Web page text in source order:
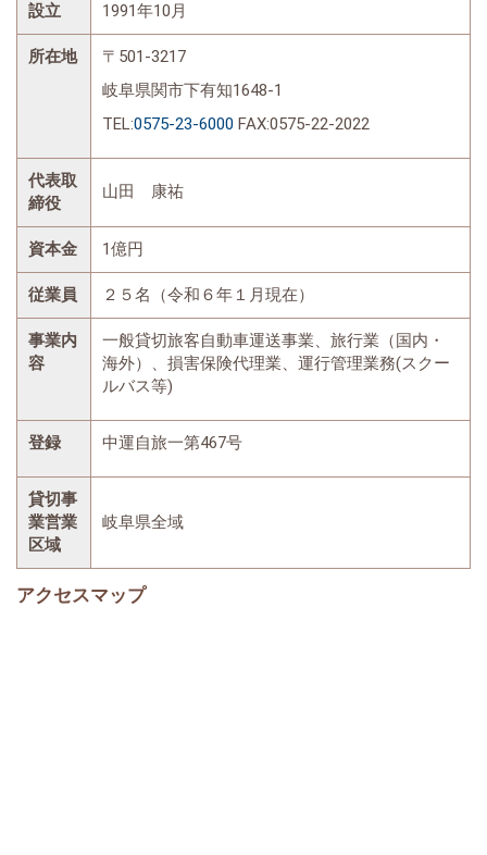
設立 1991年10月
所在地
〒501-3217
岐阜県関市下有知1648-1
TEL:0575-23-6000 FAX:0575-22-2022
代表取
締役
山田 康祐
資本金 1億円
従業員 ２５名（令和６年１月現在）
事業内
容
一般貸切旅客自動車運送事業、旅行業（国内・
海外）、損害保険代理業、運行管理業務(スクー
ルバス等)
登録 中運自旅一第467号
貸切事
業営業
区域
岐阜県全域
アクセスマップ